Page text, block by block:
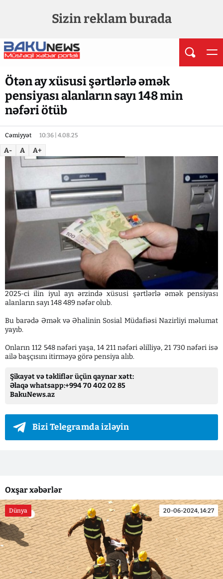
Sizin reklam burada
Ötən ay xüsusi şərtlərlə əmək
pensiyası alanların sayı 148 min
nəfəri ötüb
Cəmiyyət 10:36 | 4.08.25
A- A A+
2025-ci ilin iyul ayı ərzində xüsusi şərtlərlə əmək pensiyası
alanların sayı 148 489 nəfər olub.
Bu barədə Əmək və Əhalinin Sosial Müdafiəsi Nazirliyi məlumat
yayıb.
Onların 112 548 nəfəri yaşa, 14 211 nəfəri əlilliyə, 21 730 nəfəri isə
ailə başçısını itirməyə görə pensiya alıb.
Şikayət və təkliflər üçün qaynar xətt:
Əlaqə whatsapp:+994 70 402 02 85
BakuNews.az
Bizi Telegramda izləyin
Oxşar xəbərlər
Dünya 20-06-2024, 14:27